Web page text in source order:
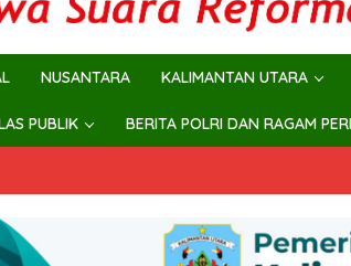
NUSANTARA KALIMANTAN UTARA
PUBLIK BERITA POLRI DAN RAGAM